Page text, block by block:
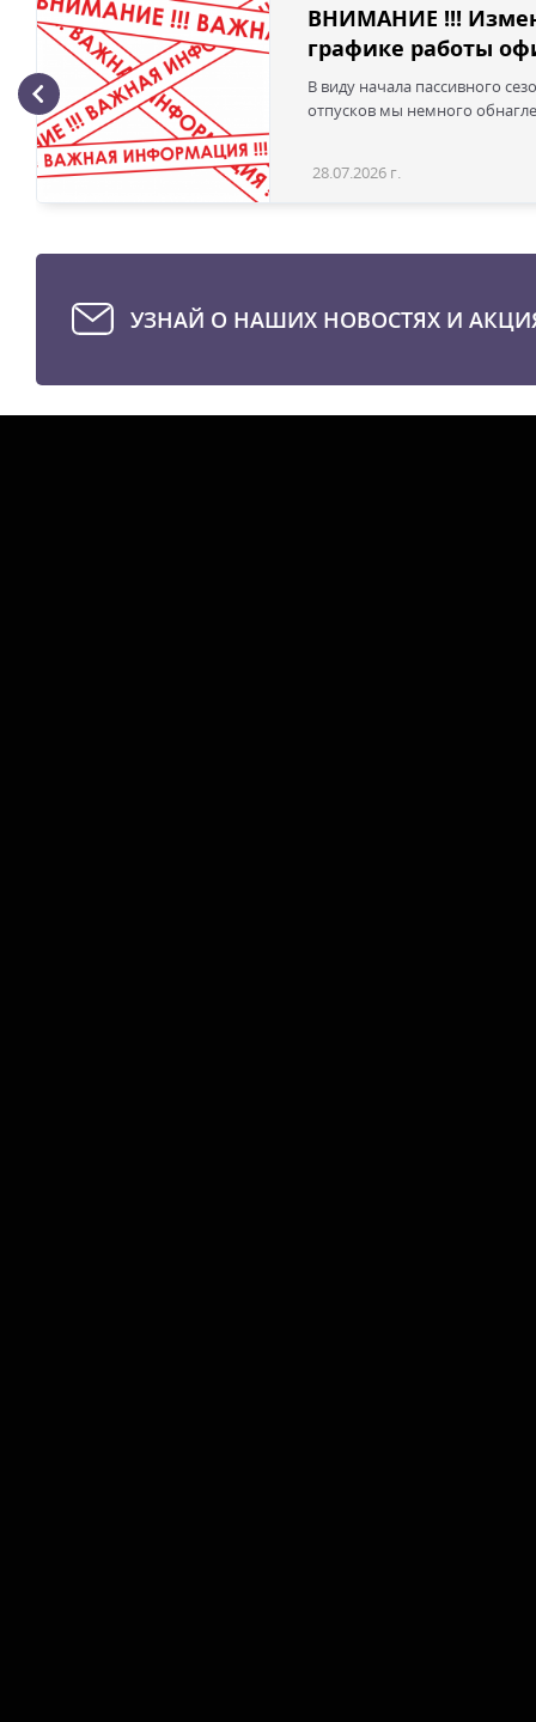
ВНИМАНИЕ !!!
графике работы
В виду начала пассивного
отпусков мы немного
28.07.2026 г.
УЗНАЙ О НАШИХ НОВОСТЯХ И